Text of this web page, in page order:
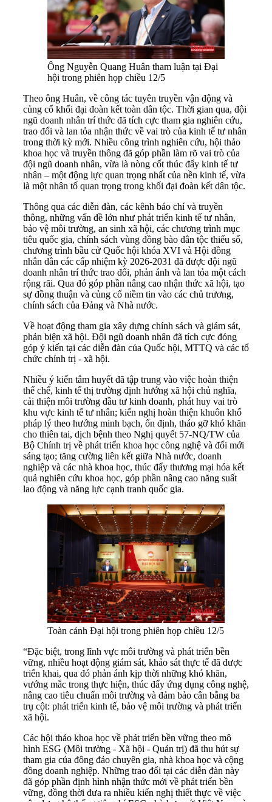
Ông Nguyễn Quang Huân tham luận tại Đại
hội trong phiên họp chiều 12/5
Theo ông Huân, về công tác tuyên truyền vận động và
củng cố khối đại đoàn kết toàn dân tộc. Thời gian qua, đội
ngũ doanh nhân trí thức đã tích cực tham gia nghiên cứu,
trao đổi và lan tỏa nhận thức về vai trò của kinh tế tư nhân
trong thời kỳ mới. Nhiều công trình nghiên cứu, hội thảo
khoa học và truyền thông đã góp phần làm rõ vai trò của
đội ngũ doanh nhân, vừa là nòng cốt thúc đẩy kinh tế tư
nhân – một động lực quan trọng nhất của nền kinh tế, vừa
là một nhân tố quan trọng trong khối đại đoàn kết dân tộc.
Thông qua các diễn đàn, các kênh báo chí và truyền
thông, những vấn đề lớn như phát triển kinh tế tư nhân,
bảo vệ môi trường, an sinh xã hội, các chương trình mục
tiêu quốc gia, chính sách vùng đồng bào dân tộc thiểu số,
chương trình bầu cử Quốc hội khóa XVI và Hội đồng
nhân dân các cấp nhiệm kỳ 2026-2031 đã được đội ngũ
doanh nhân trí thức trao đổi, phản ánh và lan tỏa một cách
rộng rãi. Qua đó góp phần nâng cao nhận thức xã hội, tạo
sự đồng thuận và củng cố niềm tin vào các chủ trương,
chính sách của Đảng và Nhà nước.
Về hoạt động tham gia xây dựng chính sách và giám sát,
phản biện xã hội. Đội ngũ doanh nhân đã tích cực đóng
góp ý kiến tại các diễn đàn của Quốc hội, MTTQ và các tổ
chức chính trị - xã hội.
Nhiều ý kiến tâm huyết đã tập trung vào việc hoàn thiện
thể chế, kinh tế thị trường định hướng xã hội chủ nghĩa,
cải thiện môi trường đầu tư kinh doanh, phát huy vai trò
khu vực kinh tế tư nhân; kiến nghị hoàn thiện khuôn khổ
pháp lý theo hướng minh bạch, ổn định, tháo gỡ khó khăn
cho thiên tai, dịch bệnh theo Nghị quyết 57-NQ/TW của
Bộ Chính trị về phát triển khoa học công nghệ và đổi mới
sáng tạo; tăng cường liên kết giữa Nhà nước, doanh
nghiệp và các nhà khoa học, thúc đẩy thương mại hóa kết
quả nghiên cứu khoa học, góp phần nâng cao năng suất
lao động và năng lực cạnh tranh quốc gia.
Toàn cảnh Đại hội trong phiên họp chiều 12/5
“Đặc biệt, trong lĩnh vực môi trường và phát triển bền
vững, nhiều hoạt động giám sát, khảo sát thực tế đã được
triển khai, qua đó phản ánh kịp thời những khó khăn,
vướng mắc trong thực hiện, thúc đẩy ứng dụng công nghệ,
nâng cao tiêu chuẩn môi trường và đảm bảo cân bằng ba
trụ cột: phát triển kinh tế, bảo vệ môi trường và phát triển
xã hội.
Các hội thảo khoa học về phát triển bền vững theo mô
hình ESG (Môi trường - Xã hội - Quản trị) đã thu hút sự
tham gia của đông đảo chuyên gia, nhà khoa học và cộng
đồng doanh nghiệp. Những trao đổi tại các diễn đàn này
đã góp phần định hình nhận thức mới về phát triển bền
vững, đồng thời đưa ra nhiều kiến nghị thiết thực về việc